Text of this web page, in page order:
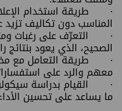
· طريقة استخدام
المناسب دون تكاليف تزيد
· التعرّف على رغبات
الصحيح، الذي يعود بنتائج
· طريقة التعامل مع
معهم والرد على
· القيام بدراسة
ما يساعد على تحسين